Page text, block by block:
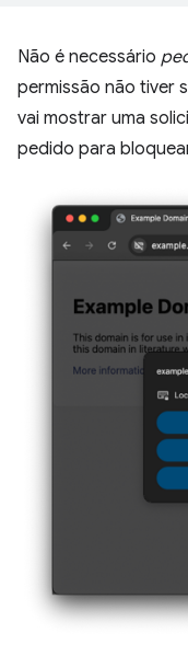
Não é necessário
permissão não tiver
vai mostrar uma
pedido para